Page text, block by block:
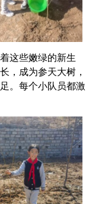
这些嫩绿的新生
，成为参天大树，
。每个小队员都激